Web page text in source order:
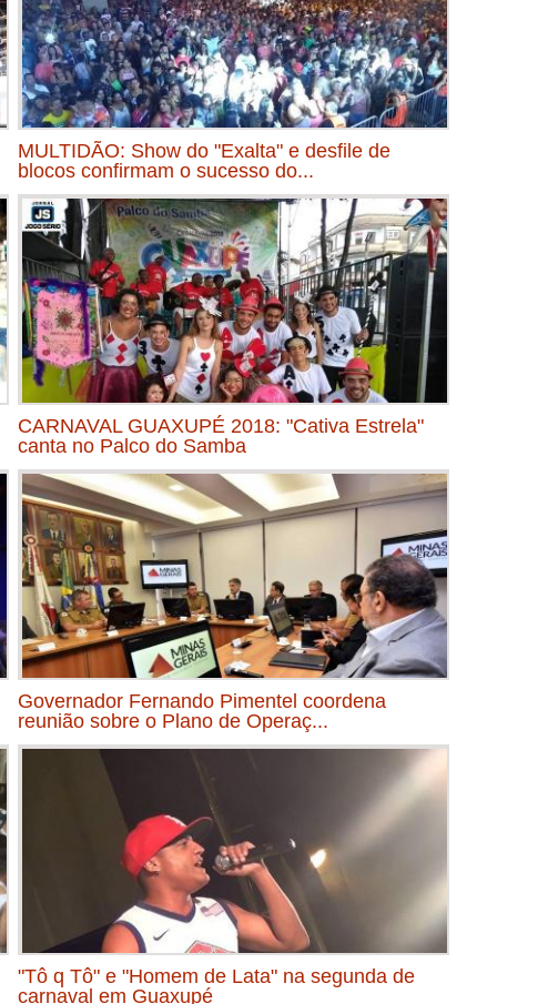
MULTIDÃO: Show do "Exalta" e desfile de
blocos confirmam o sucesso do...
CARNAVAL GUAXUPÉ 2018: "Cativa Estrela"
canta no Palco do Samba
Governador Fernando Pimentel coordena
reunião sobre o Plano de Operaç...
"Tô q Tô" e "Homem de Lata" na segunda de
carnaval em Guaxupé